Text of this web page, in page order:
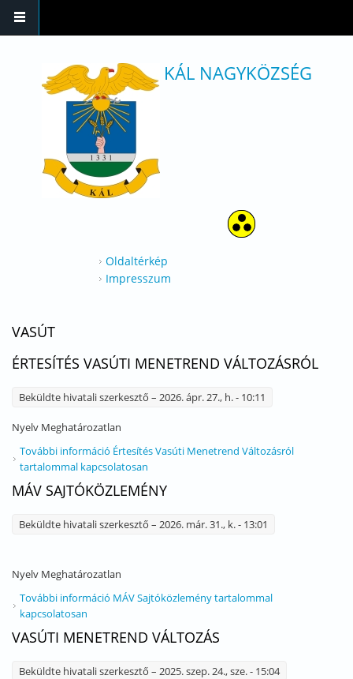
KÁL NAGYKÖZSÉG
Oldaltérkép
Impresszum
VASÚT
ÉRTESÍTÉS VASÚTI MENETREND VÁLTOZÁSRÓL
Beküldte hivatali szerkesztő – 2026. ápr. 27., h. - 10:11
Nyelv Meghatározatlan
További információ Értesítés Vasúti Menetrend Változásról
tartalommal kapcsolatosan
MÁV SAJTÓKÖZLEMÉNY
Beküldte hivatali szerkesztő – 2026. már. 31., k. - 13:01
Nyelv Meghatározatlan
További információ MÁV Sajtóközlemény tartalommal
kapcsolatosan
VASÚTI MENETREND VÁLTOZÁS
Beküldte hivatali szerkesztő – 2025. szep. 24., sze. - 15:04